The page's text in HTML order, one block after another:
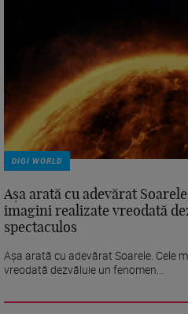
DIGI WORLD
Așa arată cu adevărat
imagini realizate vreodată
spectaculos
Așa arată cu adevărat Soarele. Cele
vreodată dezvăluie un fenomen...